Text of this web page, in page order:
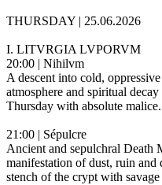
THURSDAY | 25.06.2026
I. LITVRGIA LVPORVM
20:00 | Nihilvm
A descent into cold,
atmosphere and spiritual
Thursday with absolute malice.
21:00 | Sépulcre
Ancient and sepulchral Death
manifestation of dust, ruin and
stench of the crypt with